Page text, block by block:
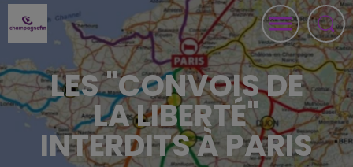
LES "CONVOIS DE
LA LIBERTÉ"
INTERDITS À PARIS